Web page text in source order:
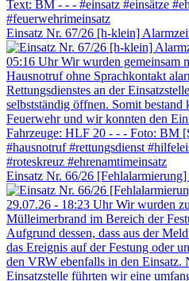
Einsatz Nr. 67/26 [h-klein]
Einsatz Nr. 66/26